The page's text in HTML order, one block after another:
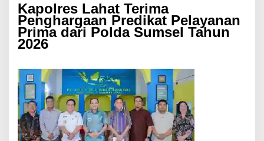
Kapolres Lahat Terima
Penghargaan Predikat Pelayanan
Prima dari Polda Sumsel Tahun
2026